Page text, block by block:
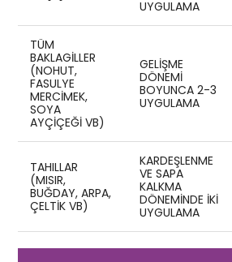
UYGULAMA
TÜM
BAKLAGİLLER
(NOHUT,
FASULYE
MERCIMEK,
SOYA
AYÇIÇEĞI VB)
GELIŞME
DÖNEMI
BOYUNCA 2-3
UYGULAMA
TAHILLAR
(MISIR,
BUĞDAY, ARPA,
ÇELTIK VB)
KARDEŞLENME
VE SAPA
KALKMA
DÖNEMINDE IKI
UYGULAMA